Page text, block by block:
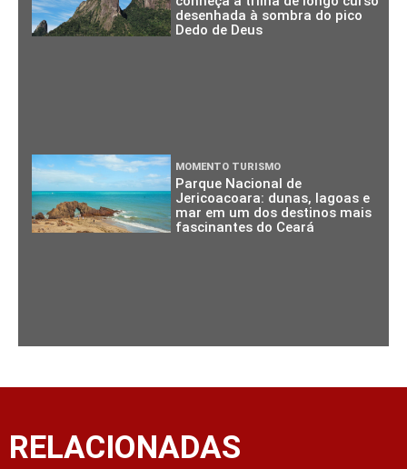
desenhada à sombra do pico
Dedo de Deus
MOMENTO TURISMO
Parque Nacional de
Jericoacoara: dunas, lagoas e
mar em um dos destinos mais
fascinantes do Ceará
RELACIONADAS